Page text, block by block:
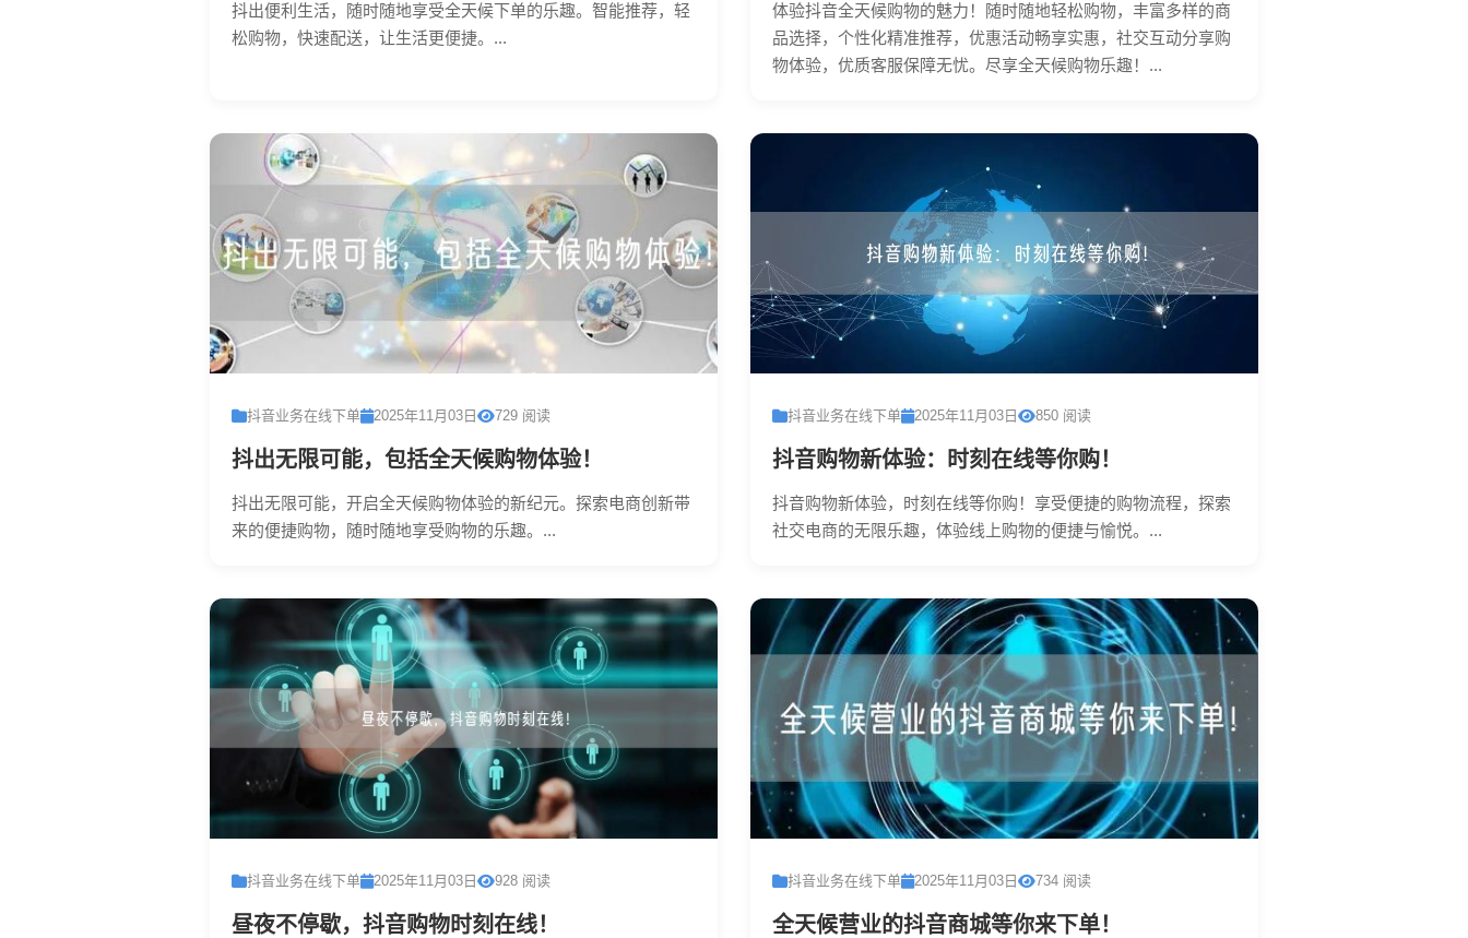
抖出便利生活，随时随地享受全天候下单的乐趣。智能推荐，轻
松购物，快速配送，让生活更便捷。...
体验抖音全天候购物的魅力！随时随地轻松购物，丰富多样的商
品选择，个性化精准推荐，优惠活动畅享实惠，社交互动分享购
物体验，优质客服保障无忧。尽享全天候购物乐趣！...
抖音业务在线下单 2025年11月03日 729 阅读
抖出无限可能，包括全天候购物体验！
抖出无限可能，开启全天候购物体验的新纪元。探索电商创新带
来的便捷购物，随时随地享受购物的乐趣。...
抖音业务在线下单 2025年11月03日 850 阅读
抖音购物新体验：时刻在线等你购！
抖音购物新体验，时刻在线等你购！享受便捷的购物流程，探索
社交电商的无限乐趣，体验线上购物的便捷与愉悦。...
抖音业务在线下单 2025年11月03日 928 阅读
昼夜不停歇，抖音购物时刻在线！
抖音业务在线下单 2025年11月03日 734 阅读
全天候营业的抖音商城等你来下单！